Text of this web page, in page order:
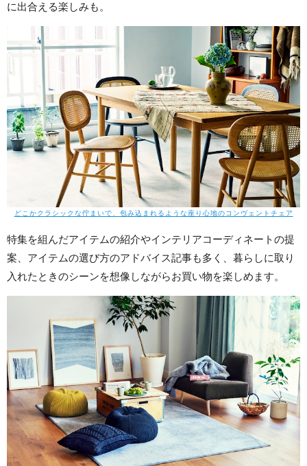
に出合える楽しみも。
どこかクラシックな佇まいで、包み込まれるような座り心地のコンヴェントチェア
特集を組んだアイテムの紹介やインテリアコーディネートの提
案、アイテムの選び方のアドバイス記事も多く、暮らしに取り
入れたときのシーンを想像しながらお買い物を楽しめます。